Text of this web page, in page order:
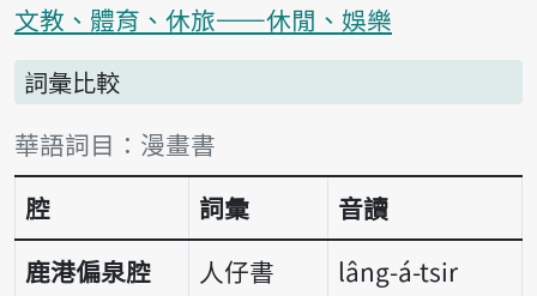
文教、體育、休旅——休閒、娛樂
詞彙比較
詞彙比較表
華語詞目：漫畫書
腔
詞彙
音讀
鹿港偏泉腔
人仔書
lâng-á-tsir